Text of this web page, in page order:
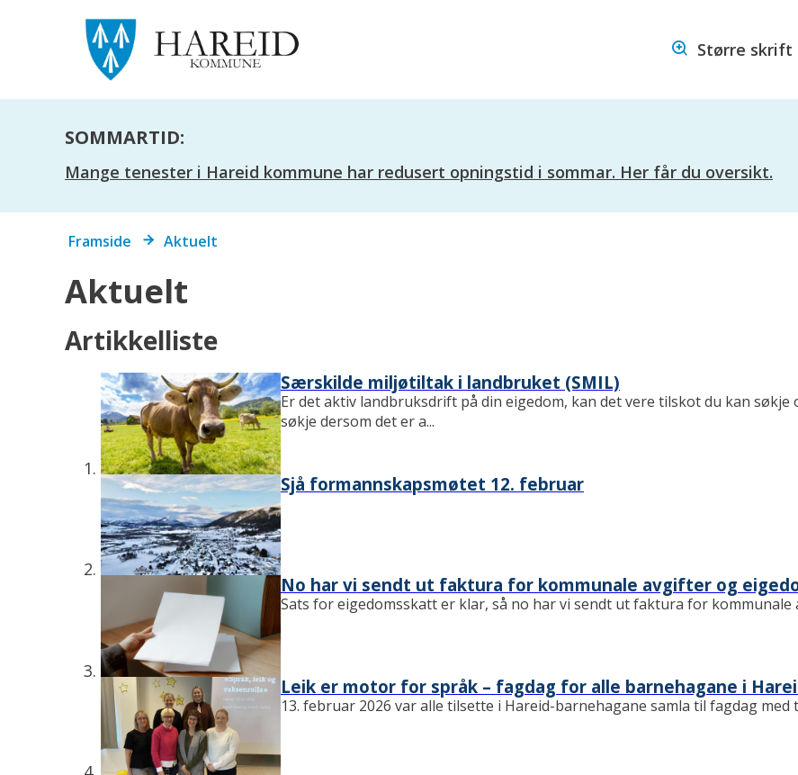
Større skrift
SOMMARTID:
Mange tenester i Hareid kommune har redusert opningstid i sommar. Her får du oversikt.
Du
her:
Framside Aktuelt
Aktuelt
Artikkelliste
Særskilde miljøtiltak i landbruket (SMIL)
Er det aktiv landbruksdrift på din eigedom, kan det vere tilskot du kan
søkje dersom det er a...
Sjå formannskapsmøtet 12. februar
No har vi sendt ut faktura for kommunale avgifter og
Sats for eigedomsskatt er klar, så no har vi sendt ut faktura for kommunale
Leik er motor for språk – fagdag for alle barnehagane i
13. februar 2026 var alle tilsette i Hareid-barnehagane samla til fagdag